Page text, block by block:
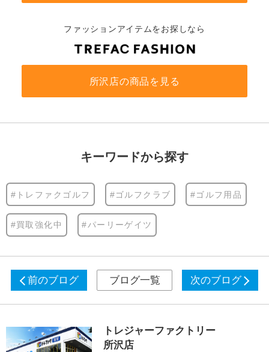
ファッションアイテムをお探しなら
所沢店の商品を見る
キーワードから探す
#トレファクゴルフ #ゴルフクラブ #ゴルフ用品
#買取強化中 #パーリーゲイツ
前のブログ ブログ一覧 次のブログ
トレジャーファクトリー
所沢店